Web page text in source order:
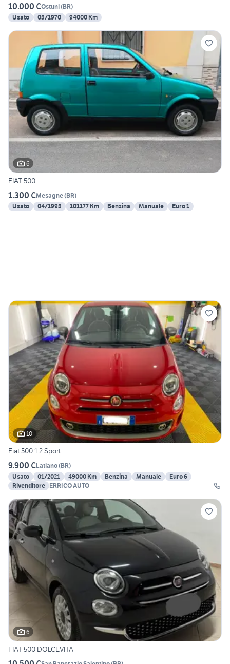
10.000 €Ostuni(BR)
Usato
05/1970 94000 Km
6
FIAT 500
1.300 €Mesagne(BR)
Usato
04/1995 101177 Km Benzina Manuale Euro 1
10
Fiat 500 1.2 Sport
9.900 €Latiano(BR)
Usato
01/2021 49000 Km Benzina Manuale
Euro 6
Rivenditore ERRICO AUTO
6
FIAT 500 DOLCEVITA